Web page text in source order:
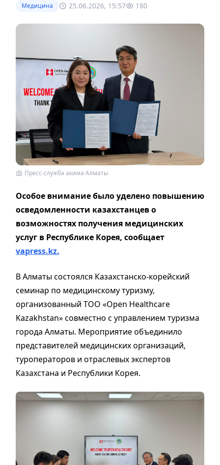
Медицина 25.06.2026, 15:57 180
Пресс-служба акима Алматы
Особое внимание было уделено повышению
осведомленности казахстанцев о
возможностях получения медицинских
услуг в Республике Корея, сообщает
vapress.kz.
В Алматы состоялся Казахстанско-корейский
семинар по медицинскому туризму,
организованный ТОО «Open Healthcare
Kazakhstan» совместно с управлением туризма
города Алматы. Мероприятие объединило
представителей медицинских организаций,
туроператоров и отраслевых экспертов
Казахстана и Республики Корея.